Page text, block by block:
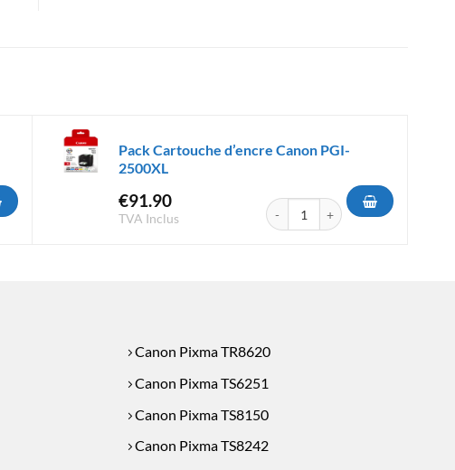
D'Encre Canon PG-575/CL-576
Pack Cartouche d’encre Canon PGI-
2500XL
€91.90
TVA Inclus
quantité de Pack Cartouche
Canon Pixma TR8620
Canon Pixma TS6251
Canon Pixma TS8150
Canon Pixma TS8242